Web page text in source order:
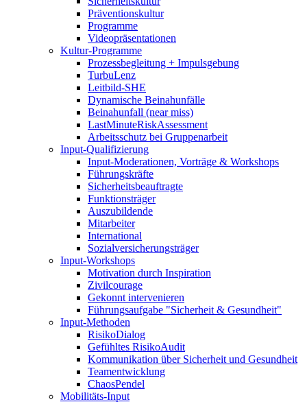
Präventionskultur
Programme
Videopräsentationen
Kultur-Programme
Prozessbegleitung + Impulsgebung
TurbuLenz
Leitbild-SHE
Dynamische Beinahunfälle
Beinahunfall (near miss)
LastMinuteRiskAssessment
Arbeitsschutz bei Gruppenarbeit
Input-Qualifizierung
Input-Moderationen, Vorträge & Workshops
Führungskräfte
Sicherheitsbeauftragte
Funktionsträger
Auszubildende
Mitarbeiter
International
Sozialversicherungsträger
Input-Workshops
Motivation durch Inspiration
Zivilcourage
Gekonnt intervenieren
Führungsaufgabe "Sicherheit & Gesundheit"
Input-Methoden
RisikoDialog
Gefühltes RisikoAudit
Kommunikation über Sicherheit und Gesundheit
Teamentwicklung
ChaosPendel
Mobilitäts-Input